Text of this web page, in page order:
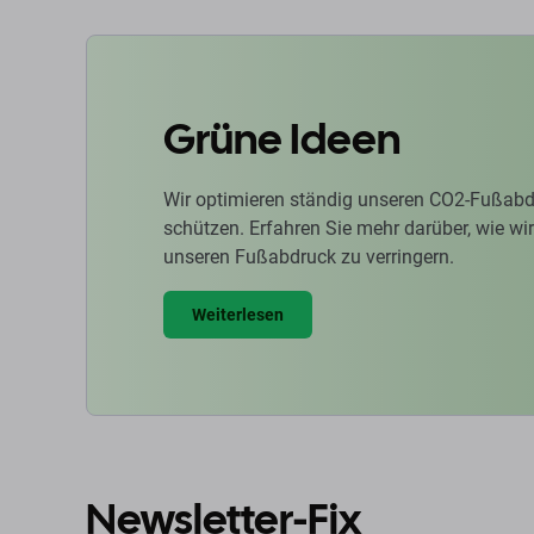
Grüne Ideen
Wir optimieren ständig unseren CO2-
schützen. Erfahren Sie mehr darüber, wie
unseren Fußabdruck zu verringern.
Weiterlesen
Newsletter-Fix